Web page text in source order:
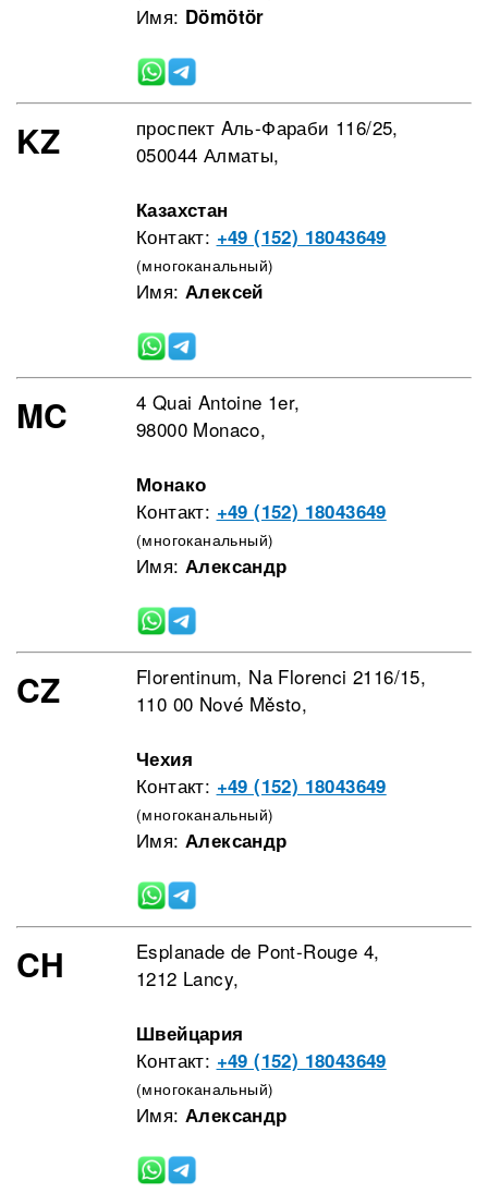
Имя: Dömötör
KZ
проспект Aль-Фараби 116/25,
050044 Алматы,
Казахстан
Контакт: +49 (152) 18043649
(многоканальный)
Имя: Алексей
MC
4 Quai Antoine 1er,
98000 Monaco,
Монако
Контакт: +49 (152) 18043649
(многоканальный)
Имя: Александр
CZ
Florentinum, Na Florenci 2116/15,
110 00 Nové Město,
Чехия
Контакт: +49 (152) 18043649
(многоканальный)
Имя: Александр
CH
Esplanade de Pont-Rouge 4,
1212 Lancy,
Швейцария
Контакт: +49 (152) 18043649
(многоканальный)
Имя: Александр